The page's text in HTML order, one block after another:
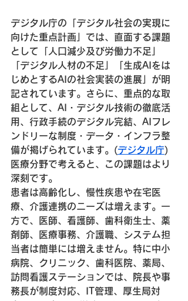
デジタル庁の「デジタル社会の実現に
向けた重点計画」では、直面する課題
として「人口減少及び労働力不足」
「デジタル人材の不足」「生成AIをは
じめとするAIの社会実装の進展」が明
記されています。さらに、重点的な取
組として、AI・デジタル技術の徹底活
用、行政手続のデジタル完結、AIフレ
ンドリーな制度・データ・インフラ整
備が掲げられています。(デジタル庁⁠)
医療分野で考えると、この課題はより
深刻です。
患者は高齢化し、慢性疾患や在宅医
療、介護連携のニーズは増えます。一
方で、医師、看護師、歯科衛生士、薬
剤師、医療事務、介護職、システム担
当者は簡単には増えません。特に中小
病院、クリニック、歯科医院、薬局、
訪問看護ステーションでは、院長や事
務長が制度対応、IT管理、厚生局対